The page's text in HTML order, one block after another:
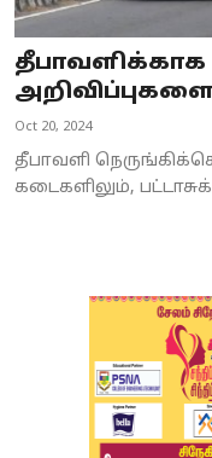
Oct 20, 2024
தீபாவளி
கடைகளிலும்,